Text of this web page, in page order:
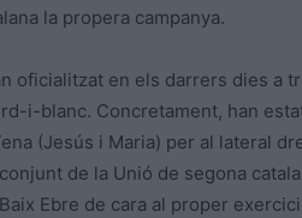
la propera campanya.
oficialitzat en els darrers dies a
i-blanc. Concretament, han
(Jesús i Maria) per al lateral
de la Unió de segona
Ebre de cara al proper